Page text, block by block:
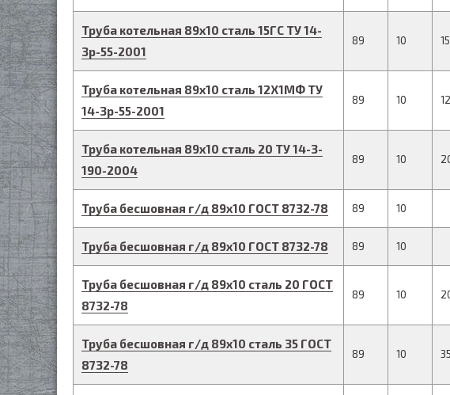
Труба котельная 89х10 сталь 15ГС ТУ 14-
3р-55-2001
89 10
Труба котельная 89х10 сталь 12Х1МФ ТУ
14-3р-55-2001
89 10
Труба котельная 89х10 сталь 20 ТУ 14-3-
190-2004
89 10
Труба бесшовная г/д 89х10 ГОСТ 8732-78 89 10
Труба бесшовная г/д 89х10 ГОСТ 8732-78 89 10
Труба бесшовная г/д 89х10 сталь 20 ГОСТ
8732-78
89 10
Труба бесшовная г/д 89х10 сталь 35 ГОСТ
8732-78
89 10 35